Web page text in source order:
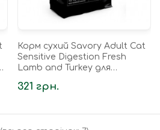
Корм сухий Savory Adult Cat
Sensitive Digestion Fresh
Lamb and Turkey для
травленням зі...
321 грн.